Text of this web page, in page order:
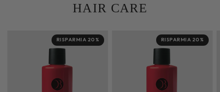
HAIR CARE
RISPARMIA 20% RISPARMIA 20%